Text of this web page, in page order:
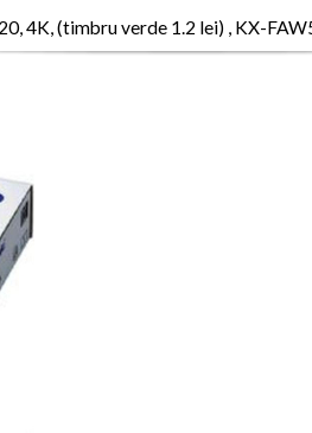
4K, (timbru verde 1.2 lei) , KX-